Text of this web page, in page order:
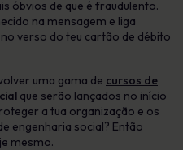
óbvios de que é fraudulento.
na mensagem e liga
verso do teu cartão de débito
uma gama de cursos de
que serão lançados no início
a tua organização e os
engenharia social? Então
mesmo.